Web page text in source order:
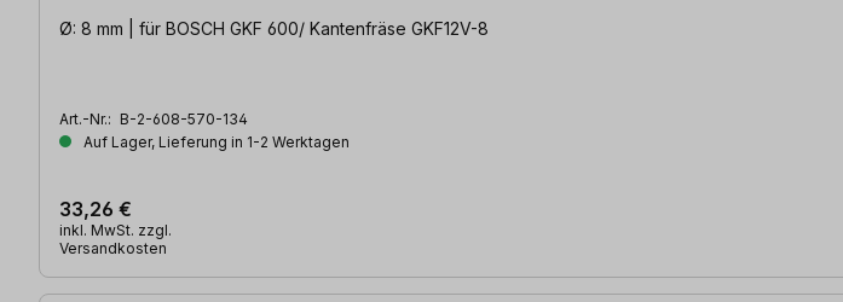
Ø: 8 mm | für BOSCH GKF 600/ Kantenfräse GKF12V-8
Art.-Nr.: B-2-608-570-134
Auf Lager, Lieferung in 1-2 Werktagen
33,26 €
inkl. MwSt. zzgl.
Versandkosten